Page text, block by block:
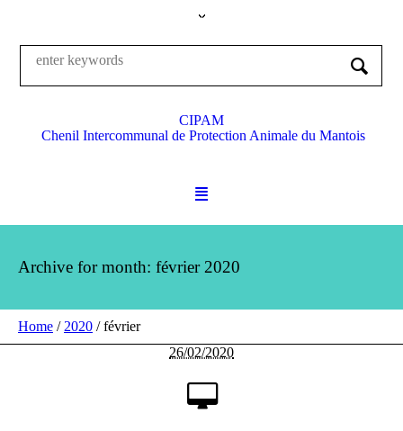
CIPAM
Chenil Intercommunal de Protection Animale du Mantois
Archive for month: février 2020
Home / 2020 /février
26/02/2020